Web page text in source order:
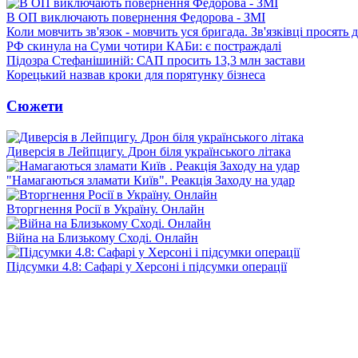
В ОП виключають повернення Федорова - ЗМІ
Коли мовчить зв'язок - мовчить уся бригада. Зв'язківці просять
РФ скинула на Суми чотири КАБи: є постраждалі
Підозра Стефанішиній: САП просить 13,3 млн застави
Корецький назвав кроки для порятунку бізнеса
Сюжети
Диверсія в Лейпцигу. Дрон біля українського літака
"Намагаються зламати Київ". Реакція Заходу на удар
Вторгнення Росії в Україну. Онлайн
Війна на Близькому Сході. Онлайн
Підсумки 4.8: Сафарі у Херсоні і підсумки операції